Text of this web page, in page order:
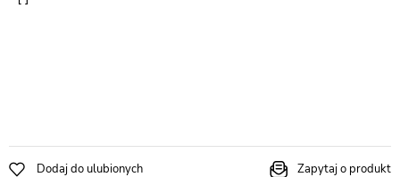
Dodaj do ulubionych Zapytaj o produkt